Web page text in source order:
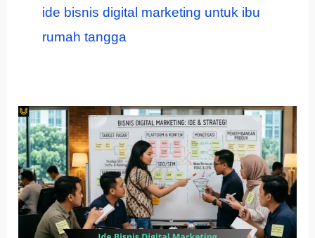
ide bisnis digital marketing untuk ibu
rumah tangga